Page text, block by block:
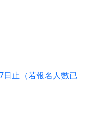
止（若報名人數已